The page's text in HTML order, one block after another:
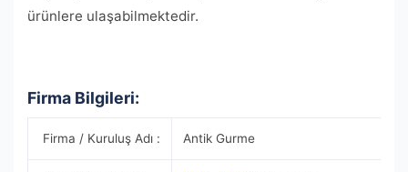
ürünlere ulaşabilmektedir.
Firma Bilgileri:
Firma / Kuruluş Adı : Antik Gurme